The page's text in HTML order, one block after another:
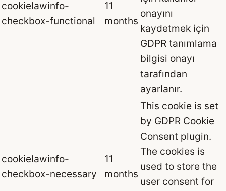
cookielawinfo-
checkbox-functional
11
months
onayını
kaydetmek için
GDPR tanımlama
bilgisi onayı
tarafından
ayarlanır.
cookielawinfo-
checkbox-necessary
11
months
This cookie is set
by GDPR Cookie
Consent plugin.
The cookies is
used to store the
user consent for